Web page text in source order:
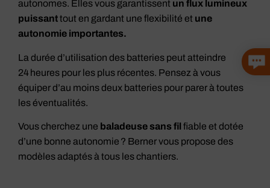
autonomes. Elles vous garantissent un flux lumineux
puissanttout en gardant une flexibilité et une
autonomie importantes.
La durée d’utilisation des batteries peut atteindre
24 heures pour les plus récentes. Pensez à vous
équiper d’au moins deux batteries pour parer à toutes
les éventualités.
Vous cherchez une baladeuse sans fil fiable et dotée
d’une bonne autonomie ? Berner vous propose des
modèles adaptés à tous les chantiers.